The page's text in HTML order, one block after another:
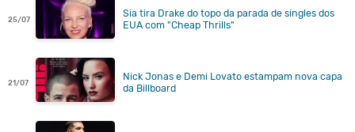
25/07
Sia tira Drake do topo da parada de singles dos
EUA com "Cheap Thrills"
21/07
Nick Jonas e Demi Lovato estampam nova capa
da Billboard